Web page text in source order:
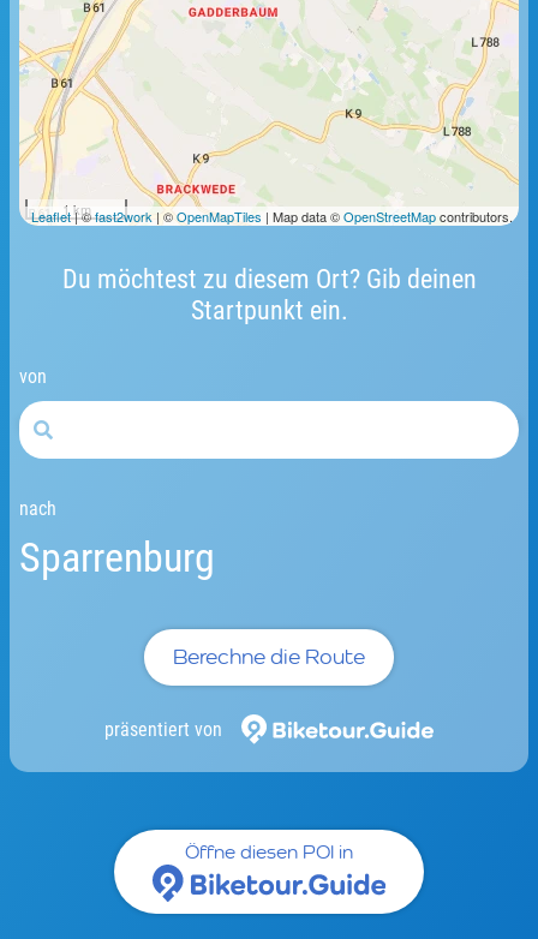
Du möchtest zu diesem Ort? Gib deinen
Startpunkt ein.
von
nach
Sparrenburg
Berechne die Route
präsentiert von
1 km
Leaflet| ©fast2work| ©OpenMapTiles | Map data ©OpenStreetMapcontributors.
Öffne diesen POI in